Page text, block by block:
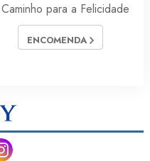
para a Felicidade
ENCOMENDA